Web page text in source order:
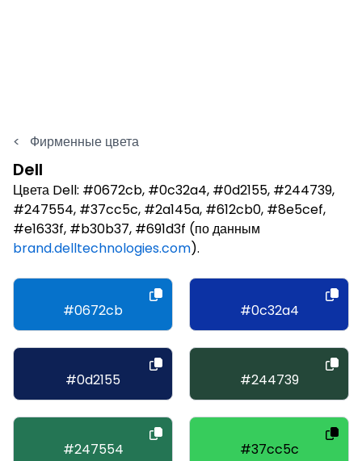
< Фирменные цвета
Dell
Цвета Dell: #0672cb, #0c32a4, #0d2155, #244739,
#247554, #37cc5c, #2a145a, #612cb0, #8e5cef,
#e1633f, #b30b37, #691d3f (по данным
brand.delltechnologies.com).
#0672cb #0c32a4
#0d2155 #244739
#247554 #37cc5c